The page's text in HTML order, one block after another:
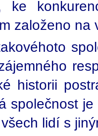
ke
založeno na
historii
společnost
lidí s